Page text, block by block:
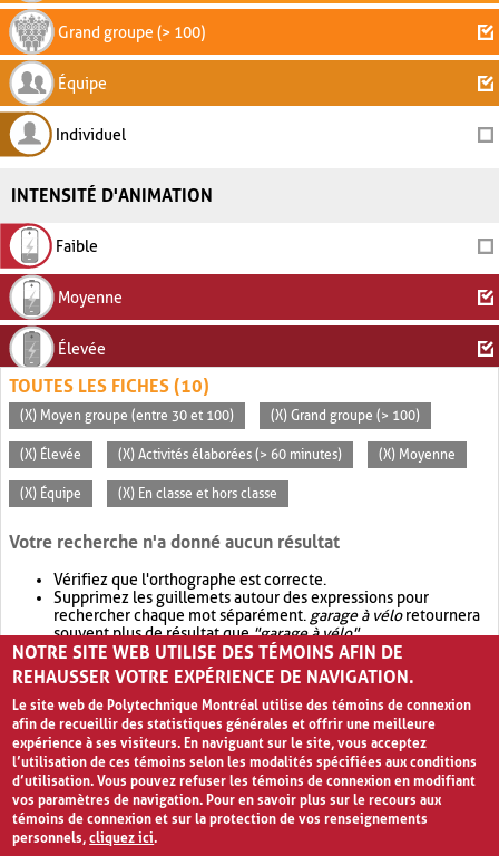
Grand groupe (> 100)
Équipe
Individuel
INTENSITÉ D'ANIMATION
Faible
Moyenne
Élevée
TOUTES LES FICHES (10)
(X) Moyen groupe (entre 30 et 100) (X) Grand groupe (> 100)
(X) Élevée (X) Activités élaborées (> 60 minutes) (X) Moyenne
(X) Équipe (X) En classe et hors classe
Votre recherche n'a donné aucun résultat
Vérifiez que l'orthographe est correcte.
Supprimez les guillemets autour des expressions pour
rechercher chaque mot séparément. garage à véloretournera
souvent plus de résultat que"garage à vélo".
Envisagez d'élargir votre recherche avec OR.garage OR vélo
retournera souvent plus de résultat quegarage à vélo
NOTRE SITE WEB UTILISE DES TÉMOINS AFIN DE
REHAUSSER VOTRE EXPÉRIENCE DE NAVIGATION.
Le site web de Polytechnique Montréal utilise des témoins de connexion
afin de recueillir des statistiques générales et offrir une meilleure
expérience à ses visiteurs. En naviguant sur le site, vous acceptez
l’utilisation de ces témoins selon les modalités spécifiées aux conditions
d’utilisation. Vous pouvez refuser les témoins de connexion en modifiant
vos paramètres de navigation. Pour en savoir plus sur le recours aux
témoins de connexion et sur la protection de vos renseignements
personnels,cliquez ici.